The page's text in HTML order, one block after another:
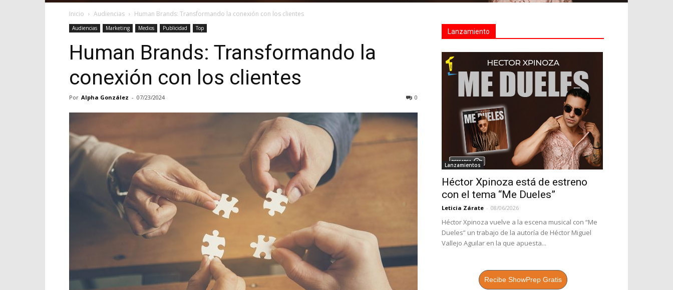
Inicio Audiencias Human Brands: Transformando la conexión con los clientes
Audiencias Marketing Medios Publicidad Top
Human Brands: Transformando la
conexión con los clientes
Por Alpha González - 07/23/2024 0
Lanzamiento
Lanzamientos
Héctor Xpinoza está de estreno
con el tema “Me Dueles”
Leticia Zárate - 08/06/2026
Héctor Xpinoza vuelve a la escena musical con “Me
Dueles” un trabajo de la autoría de Héctor Miguel
Vallejo Aguilar en la que apuesta...
Recibe ShowPrep Gratis